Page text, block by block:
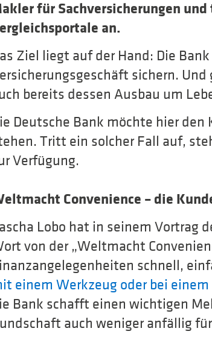
für Sachversicherungen
an.
Ziel liegt auf der Hand: Die
sichern.
bereits dessen Ausbau um
Deutsche Bank möchte hier
Tritt ein solcher Fall auf,
Verfügung.
Convenience – die
Lobo hat in seinem Vortrag
von der „Weltmacht
schnell,
einem Werkzeug oder bei
Bank schafft einen wichtigen
auch weniger anfällig